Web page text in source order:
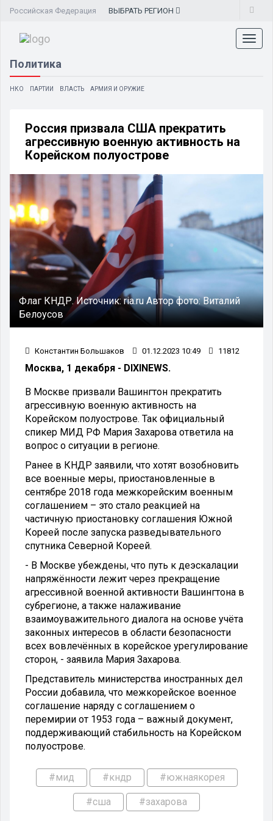
Российская Федерация ВЫБРАТЬ РЕГИОН
Политика
НКО ПАРТИИ ВЛАСТЬ АРМИЯ И ОРУЖИЕ
Россия призвала США прекратить
агрессивную военную активность на
Корейском полуострове
Флаг КНДР.Источник:ria.ruАвтор фото:Виталий
Белоусов
Константин Большаков 01.12.2023 10:49 11812
Москва, 1 декабря - DIXINEWS.
В Москве призвали Вашингтон прекратить
агрессивную военную активность на
Корейском полуострове. Так официальный
спикер МИД РФ Мария Захарова ответила на
вопрос о ситуации в регионе.
Ранее в КНДР заявили, что хотят возобновить
все военные меры, приостановленные в
сентябре 2018 года межкорейским военным
соглашением – это стало реакцией на
частичную приостановку соглашения Южной
Кореей после запуска разведывательного
спутника Северной Кореей.
- В Москве убеждены, что путь к деэскалации
напряжённости лежит через прекращение
агрессивной военной активности Вашингтона в
субрегионе, а также налаживание
взаимоуважительного диалога на основе учёта
законных интересов в области безопасности
всех вовлечённых в корейское урегулирование
сторон, - заявила Мария Захарова.
Представитель министерства иностранных дел
России добавила, что межкорейское военное
соглашение наряду с соглашением о
перемирии от 1953 года – важный документ,
поддерживающий стабильность на Корейском
полуострове.
#мид #кндр #южнаякорея
#сша #захарова